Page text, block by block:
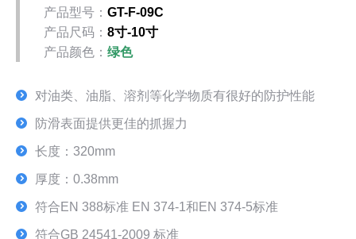
产品型号： GT-F-09C
产品尺码： 8寸-10寸
产品颜色： 绿色
对油类、油脂、溶剂等化学物质有很好的防护性能
防滑表面提供更佳的抓握力
长度：320mm
厚度：0.38mm
符合EN 388标准 EN 374-1和EN 374-5标准
符合GB 24541-2009 标准